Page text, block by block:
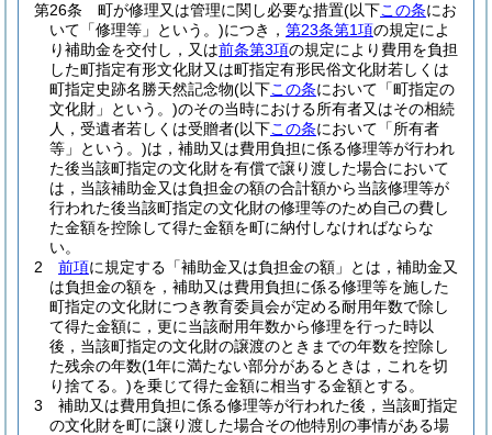
第26条
町が修理又は管理に関し必要な措置(以下この条にお
いて「修理等」という。)につき， 第23条第1項の規定によ
り補助金を交付し，又は前条第3項の規定により費用を負担
した町指定有形文化財又は町指定有形民俗文化財若しくは
町指定史跡名勝天然記念物(以下この条において「町指定の
文化財」という。)のその当時における所有者又はその相続
人，受遺者若しくは受贈者(以下この条において「所有者
等」という。)は，補助又は費用負担に係る修理等が行われ
た後当該町指定の文化財を有償で譲り渡した場合において
は，当該補助金又は負担金の額の合計額から当該修理等が
行われた後当該町指定の文化財の修理等のため自己の費し
た金額を控除して得た金額を町に納付しなければならな
い。
2
前項に規定する「補助金又は負担金の額」とは，補助金又
は負担金の額を，補助又は費用負担に係る修理等を施した
町指定の文化財につき教育委員会が定める耐用年数で除し
て得た金額に，更に当該耐用年数から修理を行った時以
後，当該町指定の文化財の譲渡のときまでの年数を控除し
た残余の年数(1年に満たない部分があるときは，これを切
り捨てる。)を乗じて得た金額に相当する金額とする。
3
補助又は費用負担に係る修理等が行われた後，当該町指定
の文化財を町に譲り渡した場合その他特別の事情がある場